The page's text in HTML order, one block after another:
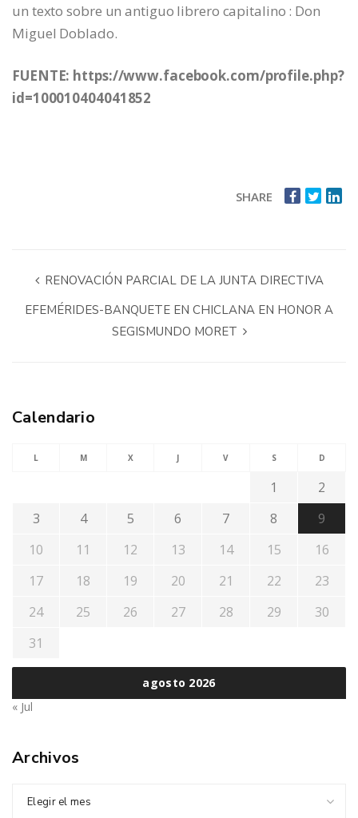
un texto sobre un antiguo librero capitalino : Don
Miguel Doblado.
FUENTE: https://www.facebook.com/profile.php?
id=100010404041852
SHARE
RENOVACIÓN PARCIAL DE LA JUNTA DIRECTIVA
EFEMÉRIDES-BANQUETE EN CHICLANA EN HONOR A
SEGISMUNDO MORET
Calendario
agosto 2026
L M X J V S D
1
2
3
4 5 6 7 8
9
10
11 12 13 14 15
16
17
18 19 20 21 22
23
24
25 26 27 28 29
30
31
« Jul
Archivos
Elegir el mes